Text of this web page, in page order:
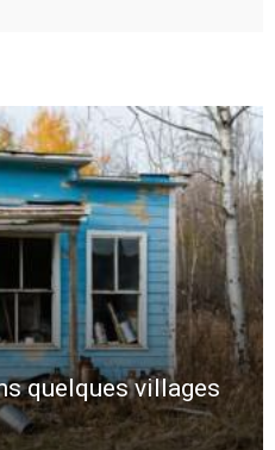
quelques villages